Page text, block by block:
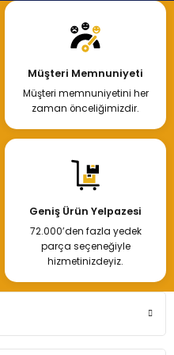
Müşteri Memnuniyeti
Müşteri memnuniyetini her
zaman önceliğimizdir.
Geniş Ürün Yelpazesi
72.000’den fazla yedek
parça seçeneğiyle
hizmetinizdeyiz.